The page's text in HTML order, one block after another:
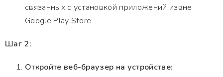
связанных с установкой приложений извне
Google Play Store.
Шаг 2:
Откройте веб-браузер на устройстве: